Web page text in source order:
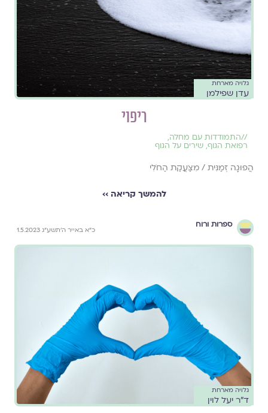
גלויה מארחת
עדן שפילמן
ריפוי
//התמודדות עם מחלה,
רפואת הגוף, שירים על הגוף
הֲפוּגָה זְמַנִּית / מִצַּעֲקַת הַחֹלִי
להמשך קריאה ››
ספרות ורוח
כ״א באייר ה׳תשע״ג 1.5.2023
גלויה מארחת
ד"ר יעל לוין